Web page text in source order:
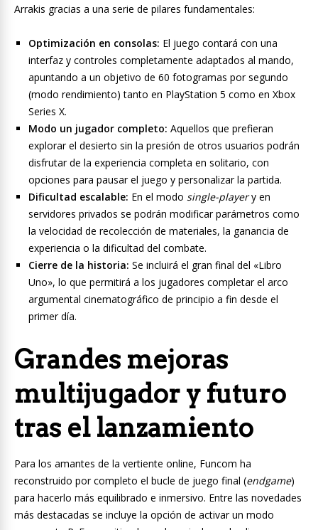
Arrakis gracias a una serie de pilares fundamentales:
Optimización en consolas: El juego contará con una
interfaz y controles completamente adaptados al mando,
apuntando a un objetivo de 60 fotogramas por segundo
(modo rendimiento) tanto en PlayStation 5 como en Xbox
Series X.
Modo un jugador completo: Aquellos que prefieran
explorar el desierto sin la presión de otros usuarios podrán
disfrutar de la experiencia completa en solitario, con
opciones para pausar el juego y personalizar la partida.
Dificultad escalable: En el modo single-playery en
servidores privados se podrán modificar parámetros como
la velocidad de recolección de materiales, la ganancia de
experiencia o la dificultad del combate.
Cierre de la historia: Se incluirá el gran final del «Libro
Uno», lo que permitirá a los jugadores completar el arco
argumental cinematográfico de principio a fin desde el
primer día.
Grandes mejoras
multijugador y futuro
tras el lanzamiento
Para los amantes de la vertiente online, Funcom ha
reconstruido por completo el bucle de juego final (endgame)
para hacerlo más equilibrado e inmersivo. Entre las novedades
más destacadas se incluye la opción de activar un modo